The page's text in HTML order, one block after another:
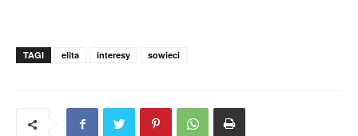
TAGI elita interesy sowieci